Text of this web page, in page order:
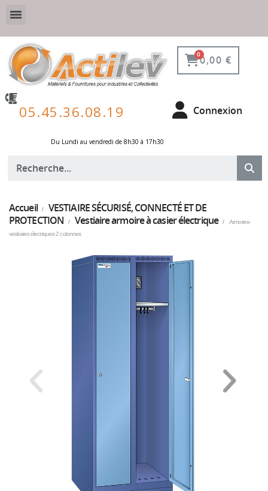
0,00 €
05.45.36.08.19 Connexion
Du Lundi au vendredi de 8h30 à 17h30 ​
Accueil
VESTIAIRE SÉCURISÉ, CONNECTÉ ET DE
PROTECTION
Vestiaire armoire à casier électrique
Armoires-
vestiaires électriques 2 colonnes